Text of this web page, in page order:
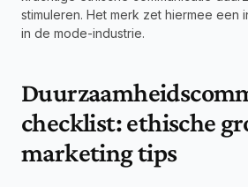
stimuleren. Het merk zet hiermee een
in de mode-industrie.
checklist: ethische
marketing tips